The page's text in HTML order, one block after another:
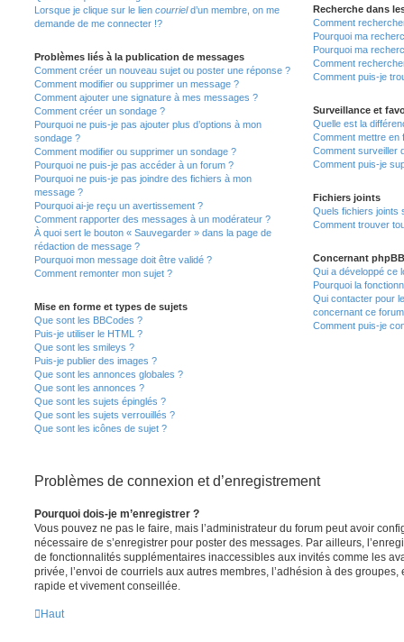
Lorsque je clique sur le lien courrield’un membre, on me
demande de me connecter !?
Problèmes liés à la publication de messages
Comment créer un nouveau sujet ou poster une réponse ?
Comment modifier ou supprimer un message ?
Comment ajouter une signature à mes messages ?
Comment créer un sondage ?
Pourquoi ne puis-je pas ajouter plus d’options à mon
sondage ?
Comment modifier ou supprimer un sondage ?
Pourquoi ne puis-je pas accéder à un forum ?
Pourquoi ne puis-je pas joindre des fichiers à mon
message ?
Pourquoi ai-je reçu un avertissement ?
Comment rapporter des messages à un modérateur ?
À quoi sert le bouton « Sauvegarder » dans la page de
rédaction de message ?
Pourquoi mon message doit être validé ?
Comment remonter mon sujet ?
Mise en forme et types de sujets
Que sont les BBCodes ?
Puis-je utiliser le HTML ?
Que sont les smileys ?
Puis-je publier des images ?
Que sont les annonces globales ?
Que sont les annonces ?
Que sont les sujets épinglés ?
Que sont les sujets verrouillés ?
Que sont les icônes de sujet ?
Recherche dans
Comment
Pourquoi ma
Pourquoi ma
Comment
Comment puis-je
Surveillance et
Quelle est la
Comment mettre en
Comment surveiller
Comment puis-je
Fichiers joints
Quels fichiers joints
Comment trouver
Concernant phpBB
Qui a développé ce
Pourquoi la
Qui contacter pour
concernant ce
Comment puis-je
Problèmes de connexion et d’enregistrement
Pourquoi dois-je m’enregistrer ?
Vous pouvez ne pas le faire, mais l’administrateur du forum peut avoir
nécessaire de s’enregistrer pour poster des messages. Par ailleurs,
de fonctionnalités supplémentaires inaccessibles aux invités comme les
privée, l’envoi de courriels aux autres membres, l’adhésion à des groupes,
rapide et vivement conseillée.
Haut